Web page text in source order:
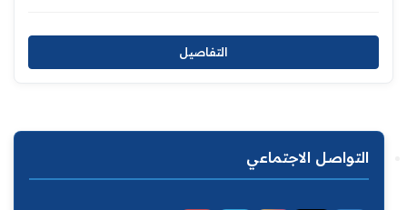
التفاصيل
التواصل الاجتماعي